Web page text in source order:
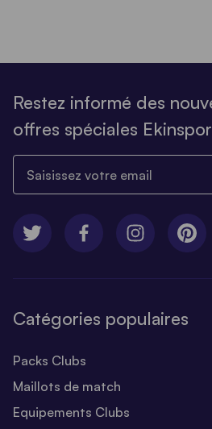
Restez informé des
offres spéciales
Catégories populaires
Packs Clubs
Maillots de match
Equipements Clubs